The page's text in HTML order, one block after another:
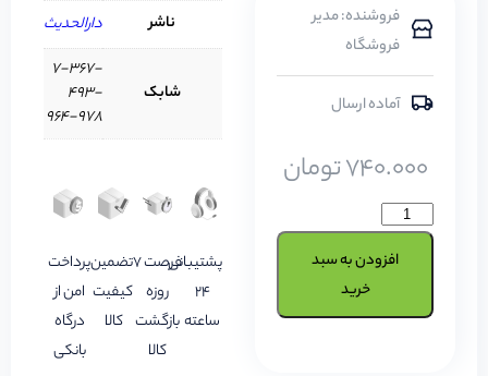
فروشنده: مدیر
فروشگاه
آماده ارسال
740.000تومان
افزودن به سبد
خرید
ناشر
دارالحدیث
شابک
7-367-
493-
964-978
پشتیبانی
24
ساعته
فرصت 7
روزه
بازگشت
کالا
تضمین
کیفیت
کالا
پرداخت
امن از
درگاه
بانکی